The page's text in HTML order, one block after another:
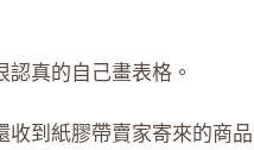
真的自己畫表格。
收到紙膠帶賣家寄來的商